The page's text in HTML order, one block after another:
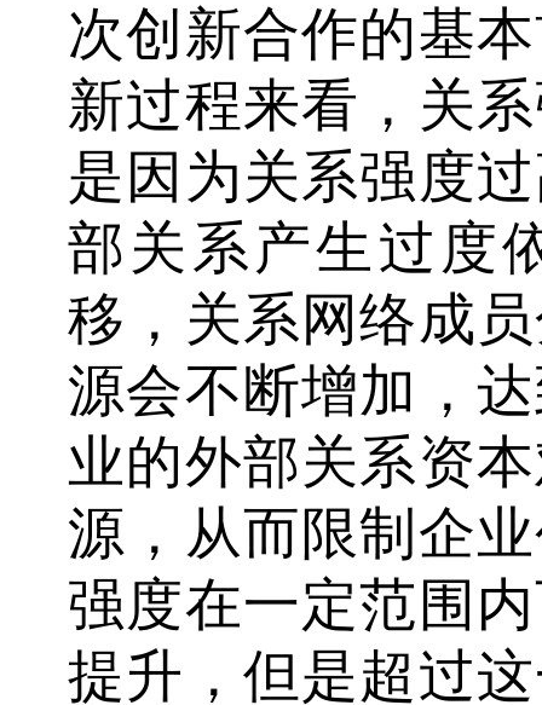
次创新合作的基
新过程来看，关
是因为关系强度
部关系产生过度
移，关系网络成
源会不断增加，
业的外部关系资
源，从而限制企
强度在一定范围
提升，但是超过